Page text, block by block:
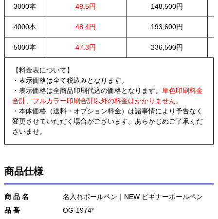
3000本 49.5円 148,500円
4000本 48.4円 193,600円
5000本 47.3円 236,500円
【料金表について】
・表示価格は全て税込みとなります。
・表示価格は全商品印刷代込の価格となります。 単色印刷料金
合計、フルカラー印刷合計以外の料金はかかりません。
・本体価格（送料・オプション料金）は諸事情により予告なく
変更させていただく場合がございます。あらかじめご了承くだ
さいませ。
商品仕様
商 品 名
名入れボールペン｜NEW ビギナーボールペン
品 番
OG-1974*